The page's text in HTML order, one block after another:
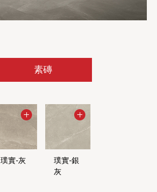
素磚
璞實-灰
璞實-銀
灰